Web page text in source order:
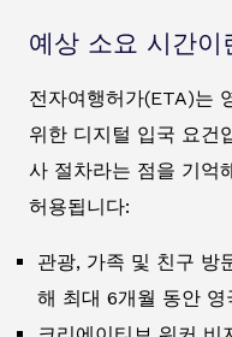
예상 소요 시간이
전자여행허가(ETA)는
위한 디지털 입국 요건
사 절차라는 점을 기억
허용됩니다:
관광, 가족 및 친구 방
해 최대 6개월 동안